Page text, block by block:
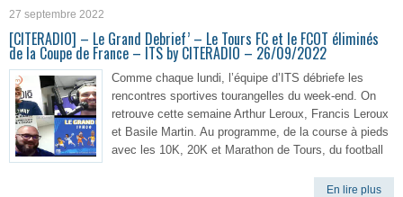
27 septembre 2022
[CITERADIO] – Le Grand Debrief’ – Le Tours FC et le FCOT éliminés
de la Coupe de France – ITS by CITERADIO – 26/09/2022
Comme chaque lundi, l’équipe d’ITS débriefe les
rencontres sportives tourangelles du week-end. On
retrouve cette semaine Arthur Leroux, Francis Leroux
et Basile Martin. Au programme, de la course à pieds
avec les 10K, 20K et Marathon de Tours, du football
En lire plus